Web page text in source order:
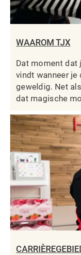
WAAROM TJX
Dat moment dat
vindt wanneer je
geweldig. Net
dat magische